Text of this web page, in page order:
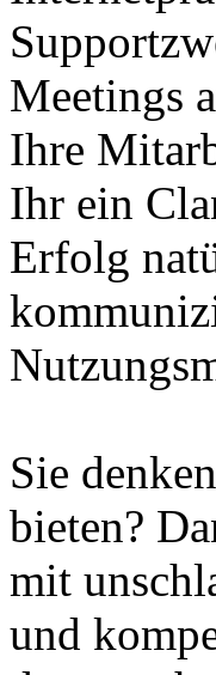
Meetings
Ihre
Ihr ein
Erfolg
Sie
bieten?
mit
und